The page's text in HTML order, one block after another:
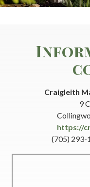
Craigleith
9
https://
(705) 293-